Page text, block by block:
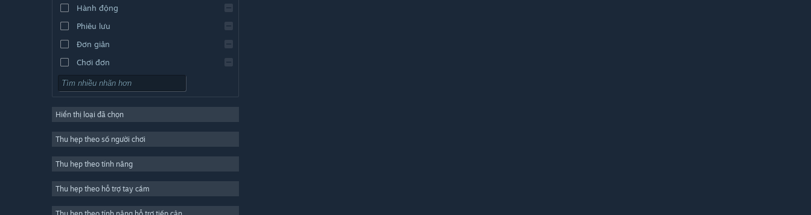
Tiếng Tây Ban Nha - Mỹ Latin
Hành động
Phiêu lưu
Đơn giản
Chơi đơn
Mô phỏng
Chiến thuật
2D
3D
Chơi miễn phí
Hiển thị loại đã chọn
Thu hẹp theo số người chơi
Thu hẹp theo tính năng
Thu hẹp theo hỗ trợ tay cầm